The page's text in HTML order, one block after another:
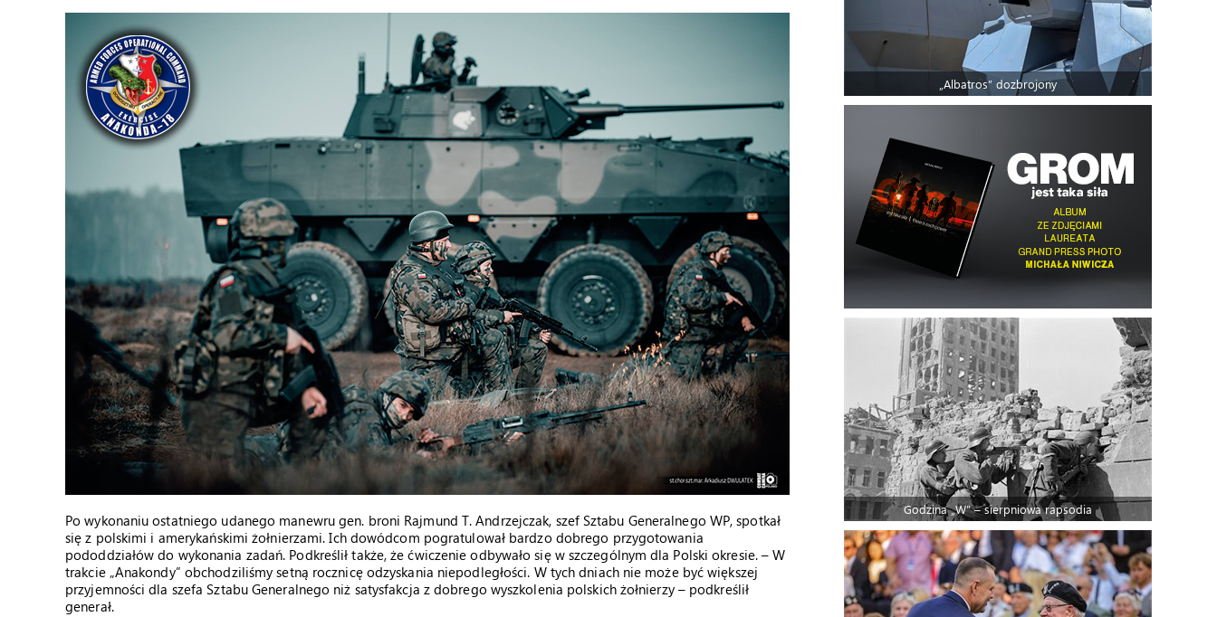
Po wykonaniu ostatniego udanego manewru gen. broni Rajmund T. Andrzejczak, szef Sztabu Generalnego WP, spotkał
się z polskimi i amerykańskimi żołnierzami. Ich dowódcom pogratulował bardzo dobrego przygotowania
pododdziałów do wykonania zadań. Podkreślił także, że ćwiczenie odbywało się w szczególnym dla Polski okresie. – W
trakcie „Anakondy” obchodziliśmy setną rocznicę odzyskania niepodległości. W tych dniach nie może być większej
przyjemności dla szefa Sztabu Generalnego niż satysfakcja z dobrego wyszkolenia polskich żołnierzy – podkreślił
generał.
„Albatros” dozbrojony
Godzina „W” – sierpniowa rapsodia